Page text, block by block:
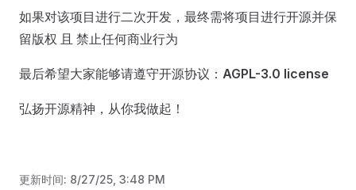
如果对该项目进行二次开发，最终需将项目进行开源并保
留版权 且 禁止任何商业行为
最后希望大家能够请遵守开源协议： AGPL-3.0 license
弘扬开源精神，从你我做起！
更新时间: 8/27/25, 3:48 PM